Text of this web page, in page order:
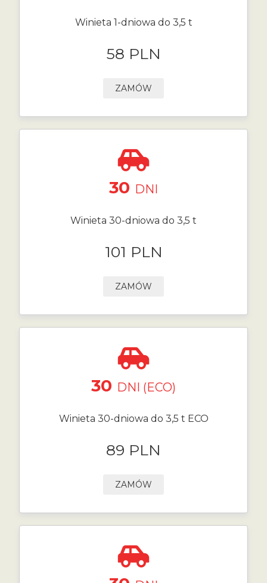
Winieta 1-dniowa do 3,5 t
58 PLN
ZAMÓW
30 DNI
Winieta 30-dniowa do 3,5 t
101 PLN
ZAMÓW
30 DNI (ECO)
Winieta 30-dniowa do 3,5 t ECO
89 PLN
ZAMÓW